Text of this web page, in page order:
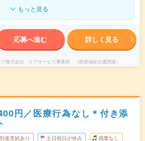
もっと見る
応募へ進む 詳しく見る
プ株式会社 ケアサービス事業部 （医療福祉介護関連）
円／医療行為なし＊付き添
途支給あり 土日祝日が休み 残業なし